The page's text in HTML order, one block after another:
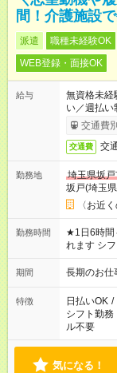
間！介護施設
派遣 職種未経験OK
WEB登録・面接OK
給与
無資格未
い／週払い
完了次第
交通費
交通費 交
勤務地
埼玉県坂
坂戸(埼玉
〈お近
勤務時間
★1日6時間～の時短シ
れます シ
18：00 11：00～20：
合わせ週
派遣法（
業はご案内
期間 長期のお
特徴 日払いOK /
シフト勤務
ル不要
気になる！